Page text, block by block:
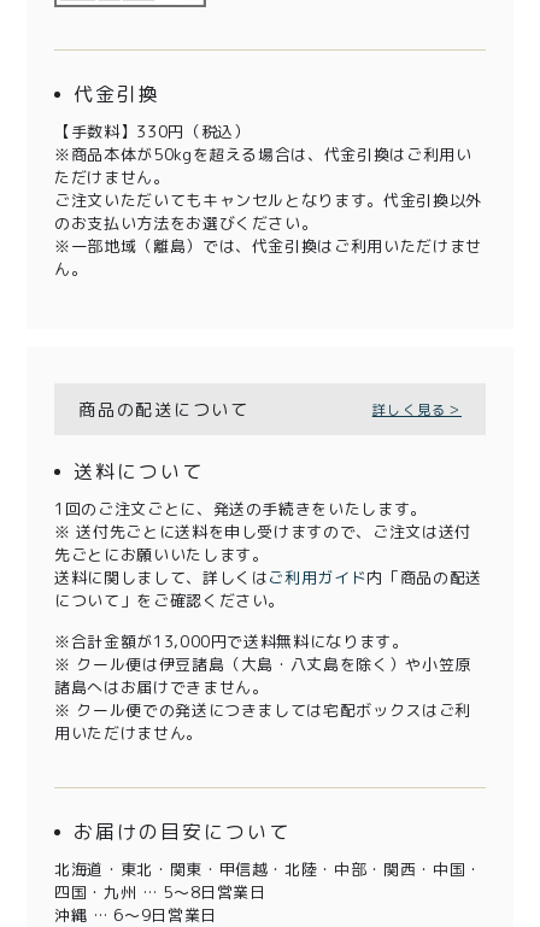
代金引換
【手数料】330円（税込）
※商品本体が50kgを超える場合は、代金引換はご利用い
ただけません。
ご注文いただいてもキャンセルとなります。代金引換以外
のお支払い方法をお選びください。
※一部地域（離島）では、代金引換はご利用いただけませ
ん。
商品の配送について 詳しく見る＞
送料について
1回のご注文ごとに、発送の手続きをいたします。
※ 送付先ごとに送料を申し受けますので、ご注文は送付
先ごとにお願いいたします。
送料に関しまして、詳しくはご利用ガイド内「商品の配送
について」をご確認ください。
※合計金額が13,000円で送料無料になります。
※ クール便は伊豆諸島（大島・八丈島を除く）や小笠原
諸島へはお届けできません。
※ クール便での発送につきましては宅配ボックスはご利
用いただけません。
お届けの目安について
北海道・東北・関東・甲信越・北陸・中部・関西・中国・
四国・九州 … 5～8日営業日
沖縄 … 6～9日営業日